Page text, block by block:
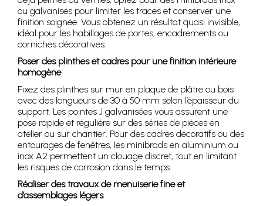
ou galvanisés pour limiter les traces et conserver une
finition soignée. Vous obtenez un résultat quasi invisible,
idéal pour les habillages de portes, encadrements ou
corniches décoratives.
Poser des plinthes et cadres pour une finition intérieure
homogène
Fixez des plinthes sur mur en plaque de plâtre ou bois
avec des longueurs de 30 à 50 mm selon l’épaisseur du
support. Les pointes J galvanisées vous assurent une
pose rapide et régulière sur des séries de pièces en
atelier ou sur chantier. Pour des cadres décoratifs ou des
entourages de fenêtres, les minibrads en aluminium ou
inox A2 permettent un clouage discret, tout en limitant
les risques de corrosion dans le temps.
Réaliser des travaux de menuiserie fine et
d’assemblages légers